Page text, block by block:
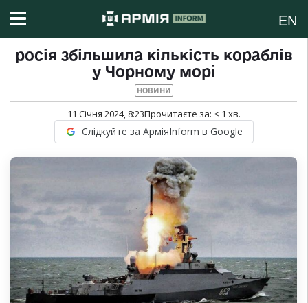
EN
росія збільшила кількість кораблів
у Чорному морі
НОВИНИ
11 Січня 2024, 8:23Прочитаєте за: < 1 хв.
Слідкуйте за АрміяInform в Google